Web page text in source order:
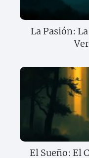
La Pasión:
El Sueño: El